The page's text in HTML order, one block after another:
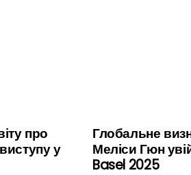
Глобальне
Меліси Гюн
Basel 2025
про
у